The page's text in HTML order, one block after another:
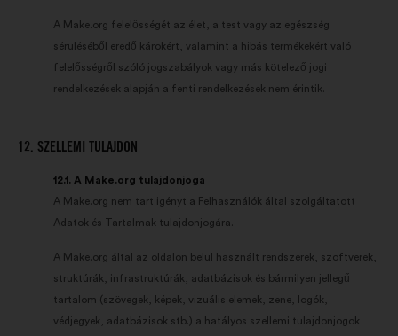
A Make.org felelősségét az élet, a test vagy az egészség
sérüléséből eredő károkért, valamint a hibás termékekért való
felelősségről szóló jogszabályok vagy más kötelező jogi
rendelkezések alapján a fenti rendelkezések nem érintik.
12. SZELLEMI TULAJDON
12.1. A Make.org tulajdonjoga
A Make.org nem tart igényt a Felhasználók által szolgáltatott
Adatok és Tartalmak tulajdonjogára.
A Make.org által az oldalon belül használt rendszerek, szoftverek,
struktúrák, infrastruktúrák, adatbázisok és bármilyen jellegű
tartalom (szövegek, képek, vizuális elemek, zene, logók,
védjegyek, adatbázisok stb.) a hatályos szellemi tulajdonjogok